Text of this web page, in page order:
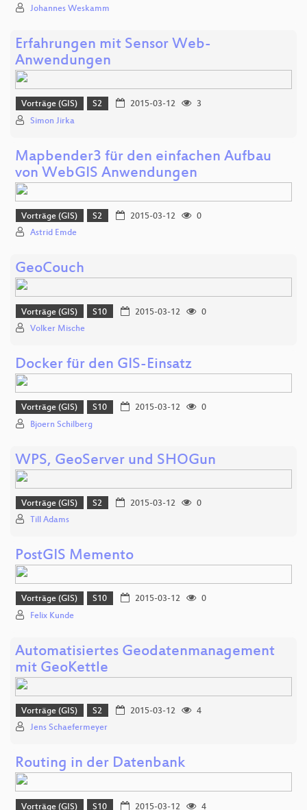
Johannes Weskamm
Erfahrungen mit Sensor Web-
Anwendungen
Vorträge (GIS) S2 2015-03-12
3
Simon Jirka
Mapbender3 für den einfachen Aufbau
von WebGIS Anwendungen
Vorträge (GIS) S2 2015-03-12
0
Astrid Emde
GeoCouch
Vorträge (GIS) S10 2015-03-12
0
Volker Mische
Docker für den GIS-Einsatz
Vorträge (GIS) S10 2015-03-12
0
Bjoern Schilberg
WPS, GeoServer und SHOGun
Vorträge (GIS) S2 2015-03-12
0
Till Adams
PostGIS Memento
Vorträge (GIS) S10 2015-03-12
0
Felix Kunde
Automatisiertes Geodatenmanagement
mit GeoKettle
Vorträge (GIS) S2 2015-03-12
4
Jens Schaefermeyer
Routing in der Datenbank
Vorträge (GIS) S10 2015-03-12 4